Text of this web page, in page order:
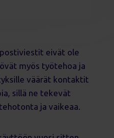
eivät ole
myös työtehoa ja
väärät kontaktit
sillä ne tekevät
ja vaikeaa.